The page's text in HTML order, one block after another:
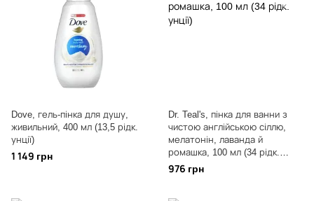
Dove, гель-пінка для душу,
живильний, 400 мл (13,5 рідк.
унції)
1 149 грн
Dr. Teal's, пінка для ванни з
чистою англійською сіллю,
мелатонін, лаванда й
ромашка, 100 мл (34 рідк.
унції)
976 грн